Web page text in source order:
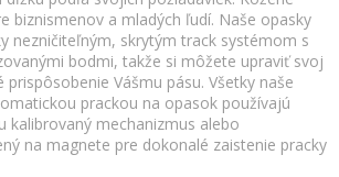
biznismenov a mladých ľudí. Naše opasky
nezničiteľným, skrytým track systémom s
bodmi, takže si môžete upraviť svoj
Vášmu pásu. Všetky naše
prackou na opasok používajú
kalibrovaný mechanizmus alebo
na magnete pre dokonalé zaistenie pracky